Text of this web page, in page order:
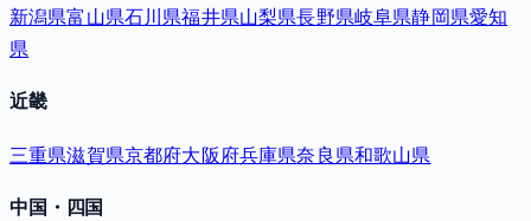
新潟県富山県石川県福井県山梨県長野県岐阜県静岡県愛知
県
近畿
三重県滋賀県京都府大阪府兵庫県奈良県和歌山県
中国・四国